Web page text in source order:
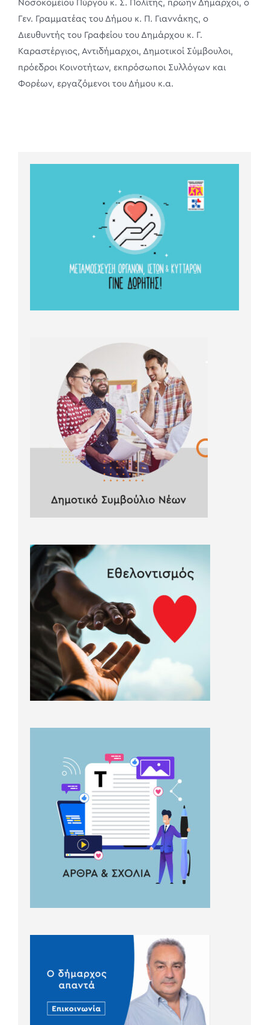
Νοσοκομείου Πύργου κ. Σ. Πολίτης, πρώην Δήμαρχοι, ο
Γεν. Γραμματέας του Δήμου κ. Π. Γιαννάκης, ο
Διευθυντής του Γραφείου του Δημάρχου κ. Γ.
Καραστέργιος, Αντιδήμαρχοι, Δημοτικοί Σύμβουλοι,
πρόεδροι Κοινοτήτων, εκπρόσωποι Συλλόγων και
Φορέων, εργαζόμενοι του Δήμου κ.α.